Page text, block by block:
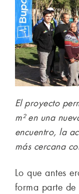
El proyecto
m² en una
encuentro, la
más cercana
Lo que antes
forma parte